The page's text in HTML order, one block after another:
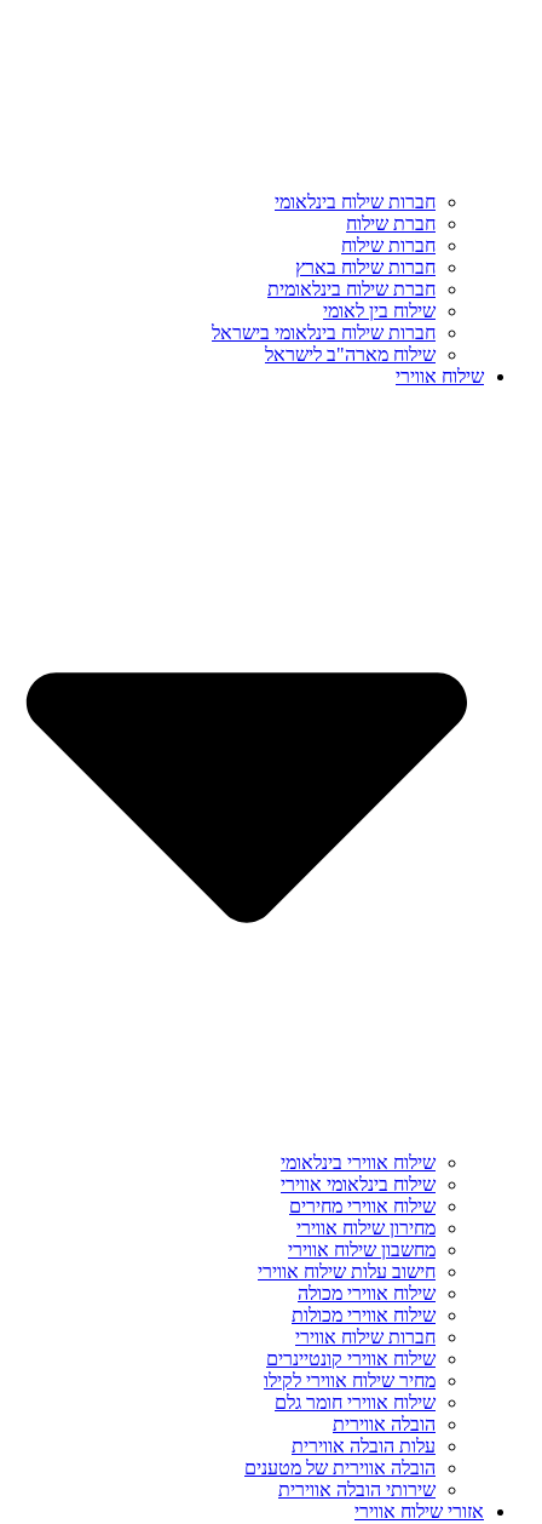
חברות שילוח בינלאומי
חברת שילוח
חברות שילוח
חברות שילוח בארץ
חברת שילוח בינלאומית
שילוח בין לאומי
חברות שילוח בינלאומי בישראל
שילוח מארה"ב לישראל
שילוח אווירי
שילוח אווירי בינלאומי
שילוח בינלאומי אווירי
שילוח אווירי מחירים
מחירון שילוח אווירי
מחשבון שילוח אווירי
חישוב עלות שילוח אווירי
שילוח אווירי מכולה
שילוח אווירי מכולות
חברות שילוח אווירי
שילוח אווירי קונטיינרים
מחיר שילוח אווירי לקילו
שילוח אווירי חומר גלם
הובלה אווירית
עלות הובלה אווירית
הובלה אווירית של מטענים
שירותי הובלה אווירית
אזורי שילוח אווירי